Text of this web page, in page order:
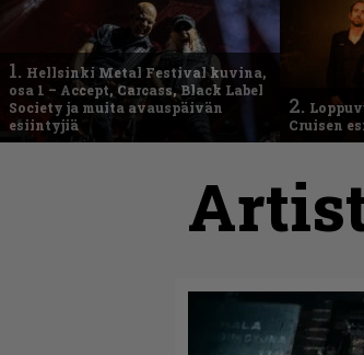
1. Hellsinki Metal Festival kuvina,
osa 1 – Accept, Carcass, Black Label
Society ja muita avauspäivän
esiintyjiä
2.
Cruisen